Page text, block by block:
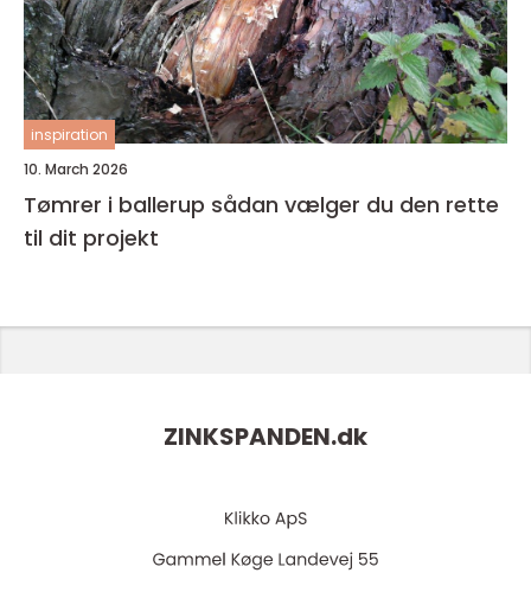
inspiration
10. March 2026
Tømrer i ballerup sådan vælger du den rette
til dit projekt
ZINKSPANDEN.dk